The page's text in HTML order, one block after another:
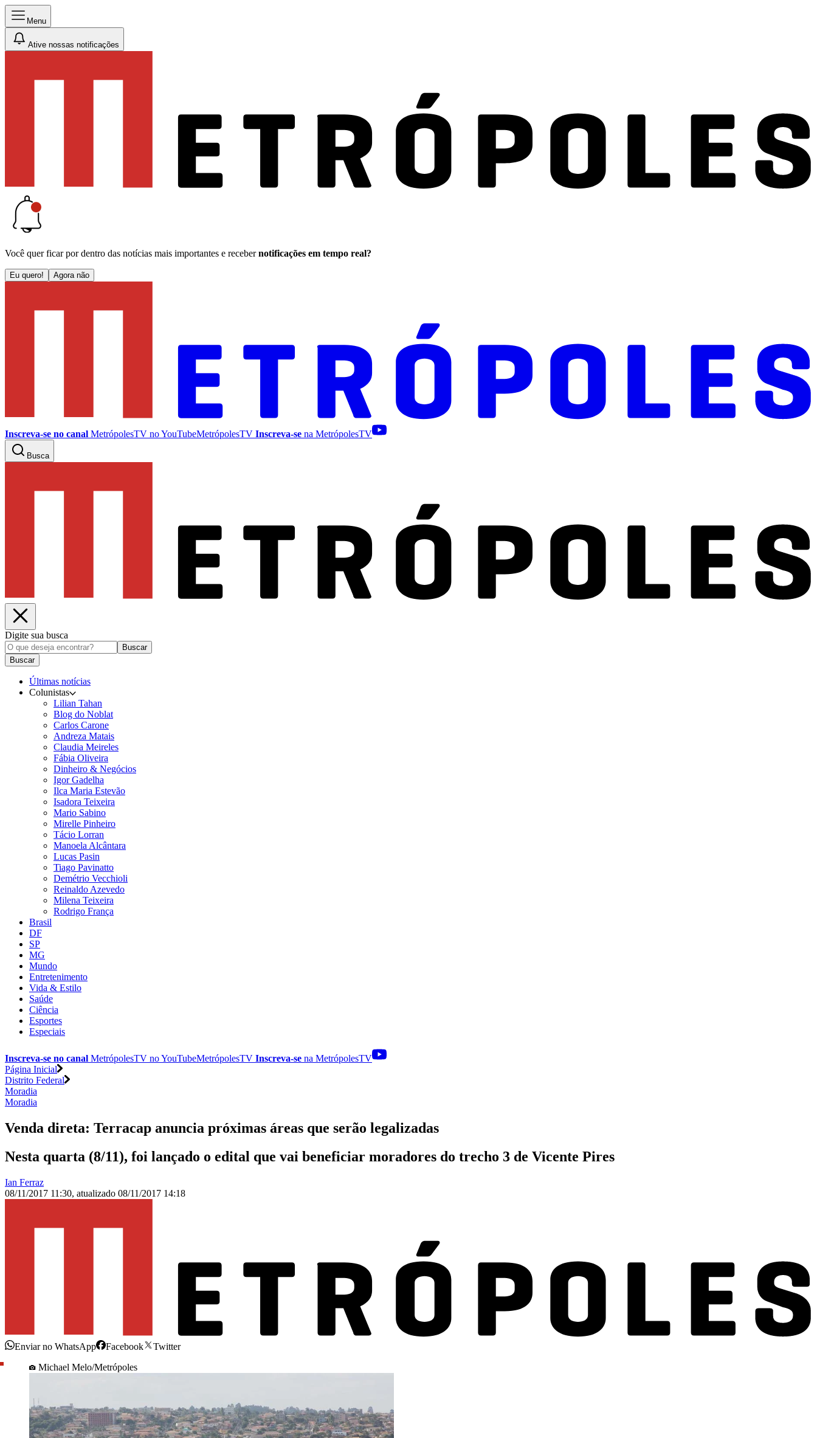
Menu
Ative nossas notificações
Você quer ficar por dentro das notícias mais importantes e receber notificações em tempo real?
Eu quero! Agora não
Inscreva-se no canal MetrópolesTV noYouTubeMetrópolesTV Inscreva-se na MetrópolesTV
Busca
Digite sua busca
Buscar
Buscar
Últimas notícias
Colunistas
Lilian Tahan
Blog do Noblat
Carlos Carone
Andreza Matais
Claudia Meireles
Fábia Oliveira
Dinheiro & Negócios
Igor Gadelha
Ilca Maria Estevão
Isadora Teixeira
Mario Sabino
Mirelle Pinheiro
Tácio Lorran
Manoela Alcântara
Lucas Pasin
Tiago Pavinatto
Demétrio Vecchioli
Reinaldo Azevedo
Milena Teixeira
Rodrigo França
Brasil
DF
SP
MG
Mundo
Entretenimento
Vida & Estilo
Saúde
Ciência
Esportes
Especiais
Inscreva-se no canal MetrópolesTV noYouTubeMetrópolesTV Inscreva-se na MetrópolesTV
Página Inicial
Distrito Federal
Moradia
Moradia
Venda direta: Terracap anuncia próximas áreas que serão legalizadas
Nesta quarta (8/11), foi lançado o edital que vai beneficiar moradores do trecho 3 de Vicente Pires
Ian Ferraz
08/11/2017 11:30, atualizado 08/11/2017 14:18
Enviar no WhatsApp Facebook
Twitter
Michael Melo/Metrópoles